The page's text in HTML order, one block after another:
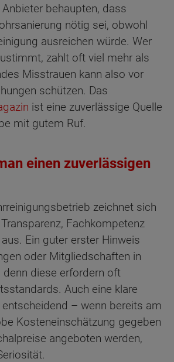
behaupten, dass
nötig sei, obwohl
ausreichen würde. Wer
zahlt oft viel mehr als
Misstrauen kann also vor
schützen. Das
ist eine zuverlässige Quelle
mit gutem Ruf.
einen zuverlässigen
zeichnet sich
Fachkompetenz
Ein guter erster Hinweis
oder Mitgliedschaften in
denn diese erfordern oft
Auch eine klare
– wenn bereits am
Kosteneinschätzung gegeben
angeboten werden,